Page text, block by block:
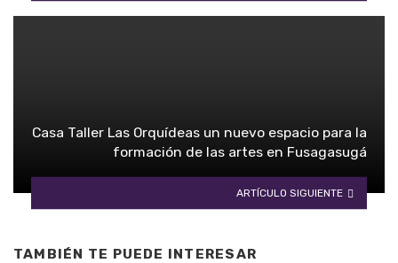
Casa Taller Las Orquídeas un nuevo espacio para la
formación de las artes en Fusagasugá
ARTÍCULO SIGUIENTE
TAMBIÉN TE PUEDE INTERESAR